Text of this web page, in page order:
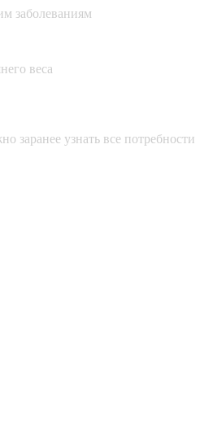
заболеваниям
веса
заранее узнать все потребности